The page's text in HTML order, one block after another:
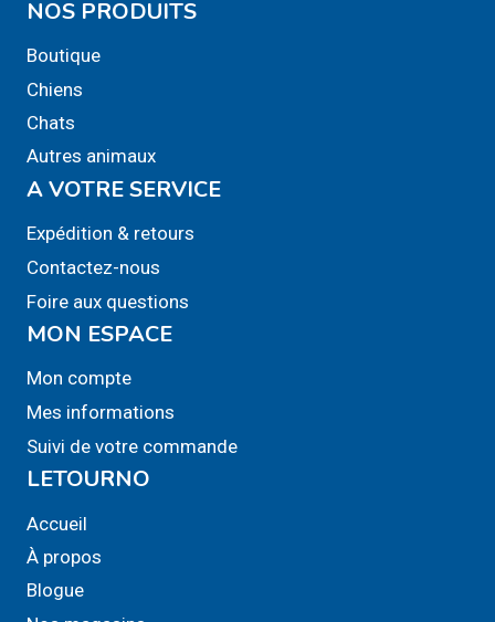
NOS PRODUITS
Boutique
Chiens
Chats
Autres animaux
A VOTRE SERVICE
Expédition & retours
Contactez-nous
Foire aux questions
MON ESPACE
Mon compte
Mes informations
Suivi de votre commande
LETOURNO
Accueil
À propos
Blogue